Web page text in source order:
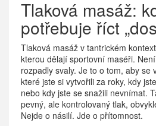
Tlaková masáž:
potřebuje říct
Tlaková masáž v tantrickém
kterou dělají sportovní maséři.
rozpadly svaly. Je to o tom, aby se
které jste si vytvořili za roky, kdy
nebo kdy jste se snažili nevnímat.
pevný, ale kontrolovaný tlak,
Nejde o násilí. Jde o přítomnost.